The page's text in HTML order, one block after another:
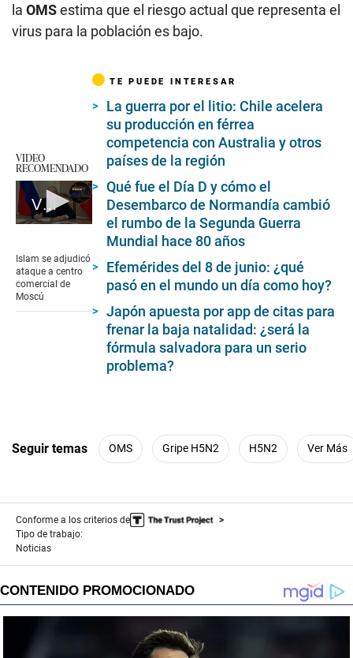
la OMSestima que el riesgo actual que representa el
virus para la población es bajo.
VIDEO
RECOMENDADO
Vladimir Putin acepta ataque a centro comercial por parte del islamismo radical
of
1
minute,
21
Islam se adjudicó
ataque a centro
comercial de
Moscú
TE PUEDE INTERESAR
La guerra por el litio: Chile acelera
su producción en férrea
competencia con Australia y otros
países de la región
Qué fue el Día D y cómo el
Desembarco de Normandía cambió
el rumbo de la Segunda Guerra
Mundial hace 80 años
Efemérides del 8 de junio: ¿qué
pasó en el mundo un día como hoy?
Japón apuesta por app de citas para
frenar la baja natalidad: ¿será la
fórmula salvadora para un serio
problema?
Seguir temas OMS Gripe H5N2 H5N2 Ver Más
Conforme a los criterios de
Tipo de trabajo:
Noticias